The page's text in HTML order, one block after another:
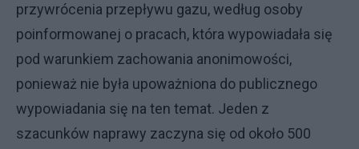
przywrócenia przepływu gazu, według osoby
poinformowanej o pracach, która wypowiadała się
pod warunkiem zachowania anonimowości,
ponieważ nie była upoważniona do publicznego
wypowiadania się na ten temat. Jeden z
szacunków naprawy zaczyna się od około 500